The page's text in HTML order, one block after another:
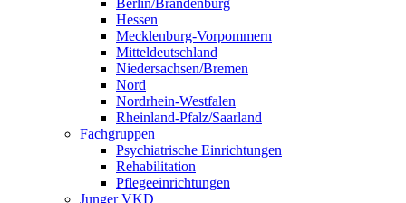
Hessen
Mecklenburg-Vorpommern
Mitteldeutschland
Niedersachsen/Bremen
Nord
Nordrhein-Westfalen
Rheinland-Pfalz/Saarland
Fachgruppen
Psychiatrische Einrichtungen
Rehabilitation
Pflegeeinrichtungen
Junger VKD